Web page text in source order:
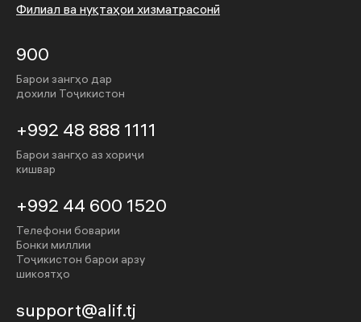
Филиал ва нуқтаҳои хизматрасонӣ
900
Барои зангҳо дар
дохили Тоҷикистон
+992 48 888 1111
Барои зангҳо аз хориҷи
кишвар
+992 44 600 1520
Телефони боварии
Бонки миллии
Тоҷикистон барои арзу
шикоятҳо
support@alif.tj